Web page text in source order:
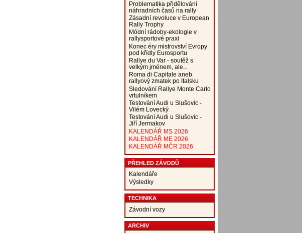
Problematika přidělování
náhradních časů na rally
Zásadní revoluce v European
Rally Trophy
Módní rádoby-ekologie v
rallysportové praxi
Konec éry mistrovství Evropy
pod křídly Eurosportu
Rallye du Var - soutěž s
velkým jménem, ale...
Roma di Capitale aneb
rallyový zmatek po Italsku
Sledování Rallye Monte Carlo
vrtulníkem
Testování Audi u Slušovic -
Vilém Lovecký
Testování Audi u Slušovic -
Jiří Jermakov
KALENDÁŘ MS 2026
KALENDÁŘ ME 2026
KALENDÁŘ MČR 2026
PŘEHLED ZÁVODŮ
Kalendáře
Výsledky
TECHNIKA
Závodní vozy
ARCHIV